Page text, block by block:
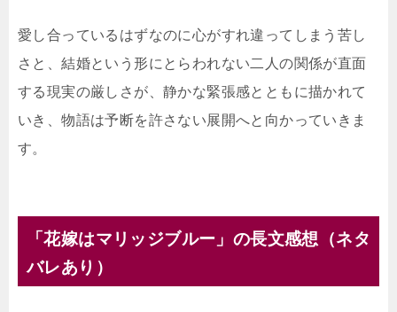
愛し合っているはずなのに心がすれ違ってしまう苦し
さと、結婚という形にとらわれない二人の関係が直面
する現実の厳しさが、静かな緊張感とともに描かれて
いき、物語は予断を許さない展開へと向かっていきま
す。
「花嫁はマリッジブルー」の長文感想（ネタ
バレあり）